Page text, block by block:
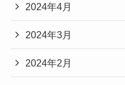
2024年4月
2024年3月
2024年2月